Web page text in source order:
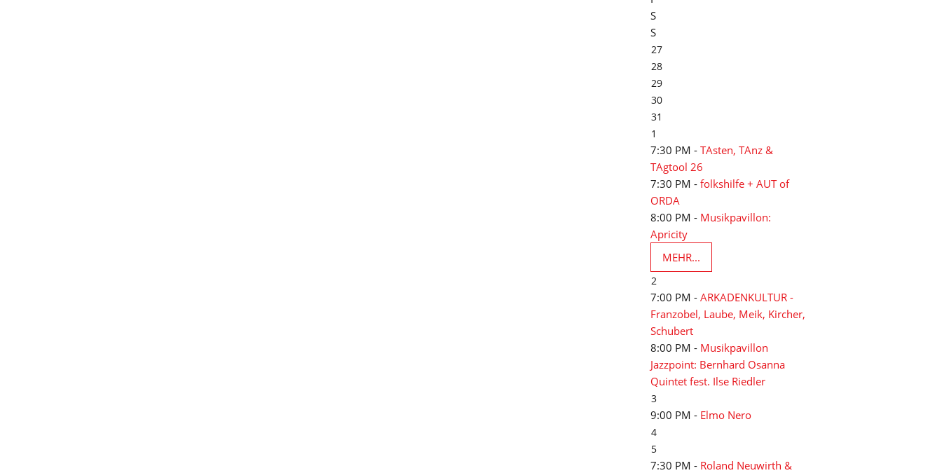
S
S
27
28
29
30
31
1
7:30 PM - TAsten, TAnz &
TAgtool 26
7:30 PM - folkshilfe + AUT of
ORDA
8:00 PM - Musikpavillon:
Apricity
MEHR...
2
7:00 PM - ARKADENKULTUR -
Franzobel, Laube, Meik, Kircher,
Schubert
8:00 PM - Musikpavillon
Jazzpoint: Bernhard Osanna
Quintet fest. Ilse Riedler
3
9:00 PM - Elmo Nero
4
5
7:30 PM - Roland Neuwirth &